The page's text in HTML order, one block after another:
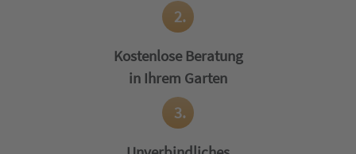
2.
Kostenlose Beratung
in Ihrem Garten
3.